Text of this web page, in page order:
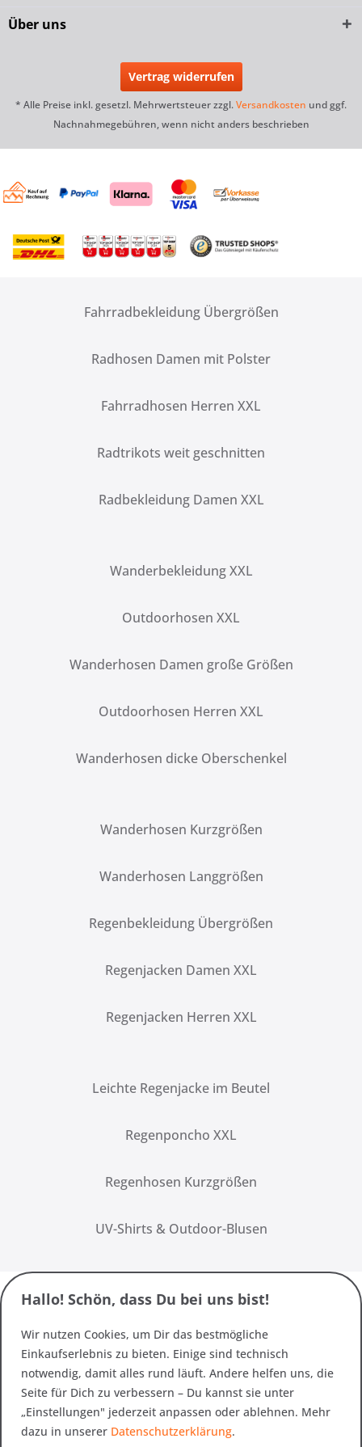
Über uns
Vertrag widerrufen
* Alle Preise inkl. gesetzl. Mehrwertsteuer zzgl.Versandkosten und ggf.
Nachnahmegebühren, wenn nicht anders beschrieben
Fahrradbekleidung Übergrößen
Radhosen Damen mit Polster
Fahrradhosen Herren XXL
Radtrikots weit geschnitten
Radbekleidung Damen XXL
Wanderbekleidung XXL
Outdoorhosen XXL
Wanderhosen Damen große Größen
Outdoorhosen Herren XXL
Wanderhosen dicke Oberschenkel
Wanderhosen Kurzgrößen
Wanderhosen Langgrößen
Regenbekleidung Übergrößen
Regenjacken Damen XXL
Regenjacken Herren XXL
Leichte Regenjacke im Beutel
Regenponcho XXL
Regenhosen Kurzgrößen
UV-Shirts & Outdoor-Blusen
Hallo! Schön, dass Du bei uns bist!
Wir nutzen Cookies, um Dir das bestmögliche
Einkaufserlebnis zu bieten. Einige sind technisch
notwendig, damit alles rund läuft. Andere helfen uns, die
Seite für Dich zu verbessern – Du kannst sie unter
„Einstellungen" jederzeit anpassen oder ablehnen. Mehr
dazu in unserer Datenschutzerklärung.